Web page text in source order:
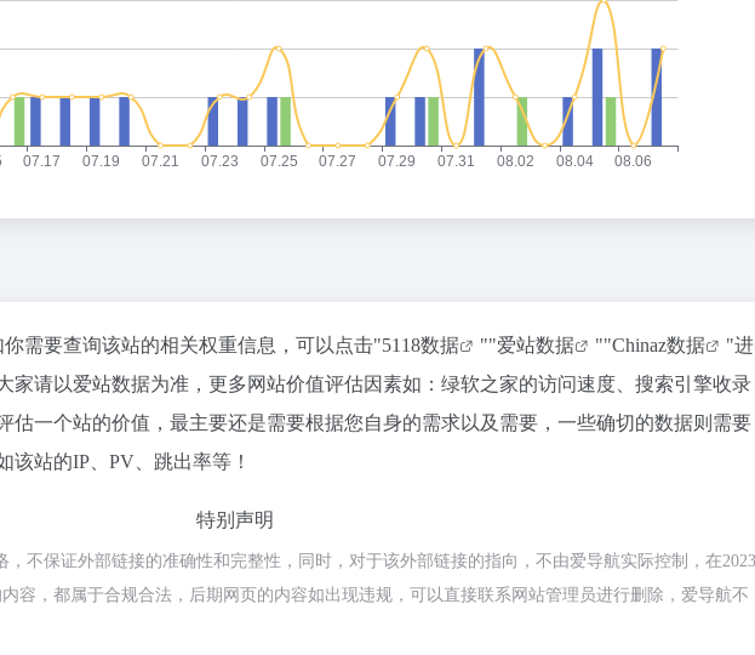
需要查询该站的相关权重信息，可以点击"5118数据 ""爱站数据 ""Chinaz数据
"进
家请以爱站数据为准，更多网站价值评估因素如：绿软之家的访问速度、搜索引擎收录
估一个站的价值，最主要还是需要根据您自身的需求以及需要，一些确切的数据则需要
站的IP、PV、跳出率等！
特别声明
不保证外部链接的准确性和完整性，同时，对于该外部链接的指向，不由爱导航实际控制，在2023
容，都属于合规合法，后期网页的内容如出现违规，可以直接联系网站管理员进行删除，爱导航不